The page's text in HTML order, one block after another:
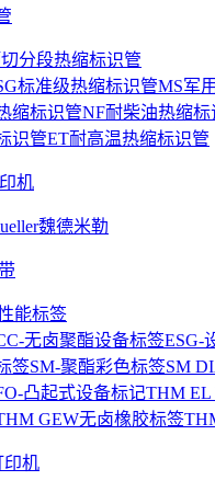
分段热缩标识管
标准级热缩标识管MS军
缩标识管NF耐柴油热缩标
识管ET耐高温热缩标识管
机
魏德米勒
能标签
无卤聚酯设备标签ESG-
签SM-聚酯彩色标签SM
凸起式设备标记THM
GEW无卤橡胶标签
印机